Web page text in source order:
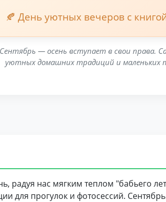
🍂 День уютных вечеров с
Сентябрь — осень вступает в свои права.
уютных домашних традиций и маленьких
радуя нас мягким теплом "бабьего
для прогулок и фотосессий.